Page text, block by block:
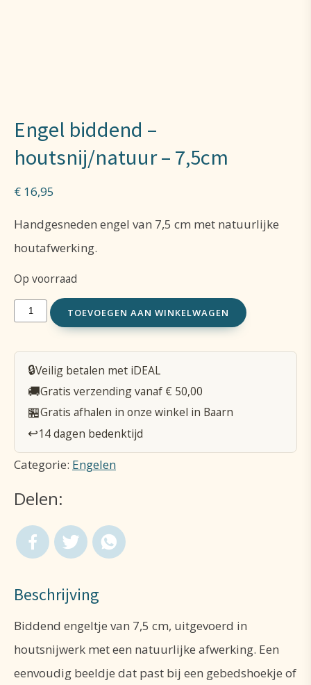
Engel biddend –
houtsnij/natuur – 7,5cm
€ 16,95
Handgesneden engel van 7,5 cm met natuurlijke
houtafwerking.
Op voorraad
Engel
biddend
-
houtsnij/natuur
7,5cm
aantal
TOEVOEGEN AAN WINKELWAGEN
🔒Veilig betalen met iDEAL
🚚Gratis verzending vanaf € 50,00
🏪Gratis afhalen in onze winkel in Baarn
↩️14 dagen bedenktijd
Categorie: Engelen
Delen:
Beschrijving
Biddend engeltje van 7,5 cm, uitgevoerd in
houtsnijwerk met een natuurlijke afwerking. Een
eenvoudig beeldje dat past bij een gebedshoekje of